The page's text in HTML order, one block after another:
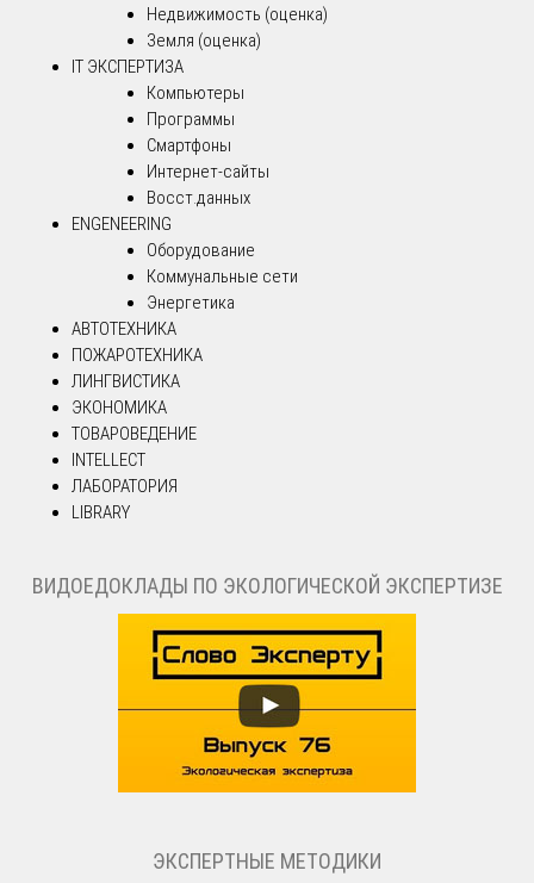
Недвижимость (оценка)
Земля (оценка)
IT ЭКСПЕРТИЗА
Компьютеры
Программы
Смартфоны
Интернет-сайты
Восст.данных
ENGENEERING
Оборудование
Коммунальные сети
Энергетика
АВТОТЕХНИКА
ПОЖАРОТЕХНИКА
ЛИНГВИСТИКА
ЭКОНОМИКА
ТОВАРОВЕДЕНИЕ
INTELLECT
ЛАБОРАТОРИЯ
LIBRARY
ВИДОЕДОКЛАДЫ ПО ЭКОЛОГИЧЕСКОЙ ЭКСПЕРТИЗЕ
ЭКСПЕРТНЫЕ МЕТОДИКИ